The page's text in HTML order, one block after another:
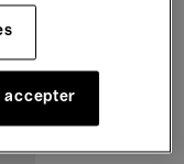
accepter